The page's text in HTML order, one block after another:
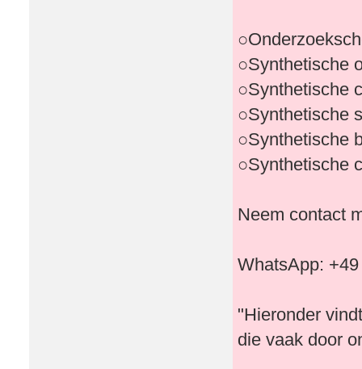
○Synthetische
○Synthetische
○Synthetische
○Synthetische
○Synthetische
Neem contact
WhatsApp:
"Hieronder
die vaak door